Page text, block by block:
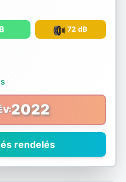
B 72 dB
2022
rendelés